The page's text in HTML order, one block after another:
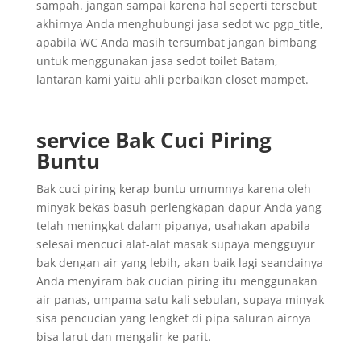
sampah. jangan sampai karena hal seperti tersebut
akhirnya Anda menghubungi jasa sedot wc pgp_title,
apabila WC Anda masih tersumbat jangan bimbang
untuk menggunakan jasa sedot toilet Batam,
lantaran kami yaitu ahli perbaikan closet mampet.
service Bak Cuci Piring
Buntu
Bak cuci piring kerap buntu umumnya karena oleh
minyak bekas basuh perlengkapan dapur Anda yang
telah meningkat dalam pipanya, usahakan apabila
selesai mencuci alat-alat masak supaya mengguyur
bak dengan air yang lebih, akan baik lagi seandainya
Anda menyiram bak cucian piring itu menggunakan
air panas, umpama satu kali sebulan, supaya minyak
sisa pencucian yang lengket di pipa saluran airnya
bisa larut dan mengalir ke parit.